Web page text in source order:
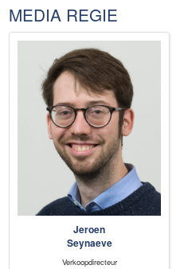
MEDIA REGIE
Jeroen
Seynaeve
Verkoopdirecteur